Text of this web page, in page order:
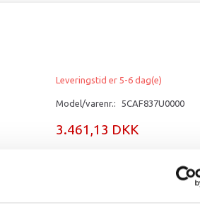
Leveringstid er 5-6 dag(e)
Model/varenr.: 5CAF837U0000
3.461,13 DKK